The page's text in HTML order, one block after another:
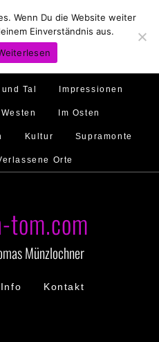
Feste feiern
Norden
Ambiente
Tal Impressionen
Westen Im Osten
Kultur Supramonte
Orte
tom.com
Münzlochner
Info Kontakt
Wenn Du die Website weiter
Einverständnis aus.